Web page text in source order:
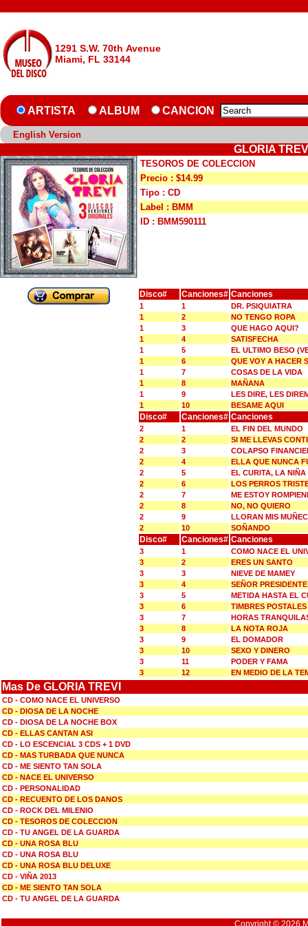
1291 S.W. 70th Avenue
Miami, FL 33144
ARTISTA ALBUM CANCION
English Version
GLORIA
TESOROS DE COLECCION
Precio : $14.99
Tipo : CD
Label : BMM
ID : BMM590111
Disco# Canciones# Canciones
1 1
DR. PSIQUIATRA
1
2
NO TENGO ROPA
1
3
QUE HAGO AQUI?
1
4
SATISFECHA
1
5
EL ULTIMO BESO
1
6
QUE VOY A HACER
1
7
COSAS DE LA VIDA
1
8
MAÑANA
1
9
LES DIRE, LES
1
10 BESAME AQUI
Disco# Canciones# Canciones
2 1
EL FIN DEL MUNDO
2
2
SI ME LLEVAS
2
3
COLAPSO
2
4
ELLA QUE NUNCA
2
5
EL CURITA, LA
2
6
LOS PERROS
2
7
ME ESTOY
2
8
NO, NO QUIERO
2
9
LLORAN MIS
2
10 SOÑANDO
Disco# Canciones# Canciones
3 1
COMO NACE EL
3
2
ERES UN SANTO
3
3
NIEVE DE MAMEY
3
4
SEÑOR PRESIDENTE
3
5
METIDA HASTA EL
3
6
TIMBRES
3
7
HORAS
3
8
LA NOTA ROJA
3
9
EL DOMADOR
3
10
SEXO Y DINERO
3
11
PODER Y FAMA
3
12 EN MEDIO DE LA
Mas De GLORIA TREVI
CD - COMO NACE EL UNIVERSO
CD - DIOSA DE LA NOCHE
CD - DIOSA DE LA NOCHE BOX
CD - ELLAS CANTAN ASI
CD - LO ESCENCIAL 3 CDS + 1 DVD
CD - MAS TURBADA QUE NUNCA
CD - ME SIENTO TAN SOLA
CD - NACE EL UNIVERSO
CD - PERSONALIDAD
CD - RECUENTO DE LOS DANOS
CD - ROCK DEL MILENIO
CD - TESOROS DE COLECCION
CD - TU ANGEL DE LA GUARDA
CD - UNA ROSA BLU
CD - UNA ROSA BLU
CD - UNA ROSA BLU DELUXE
CD - VIÑA 2013
CD - ME SIENTO TAN SOLA
CD - TU ANGEL DE LA GUARDA
Copyright © 2026